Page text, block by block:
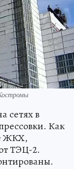
сетях в
Как
ЖКХ,
ТЭЦ-2.